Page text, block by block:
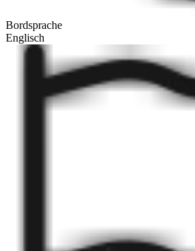
Bordsprache
Englisch